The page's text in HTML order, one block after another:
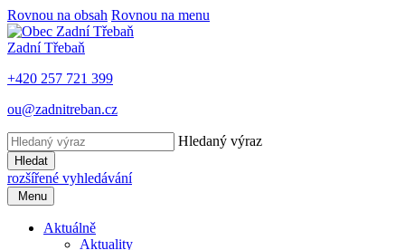
Rovnou na obsah Rovnou na menu
Zadní Třebaň
+420 257 721 399
ou@zadnitreban.cz
Hledaný výraz
Hledat
rozšířené vyhledávání
Menu
Aktuálně
Aktuality